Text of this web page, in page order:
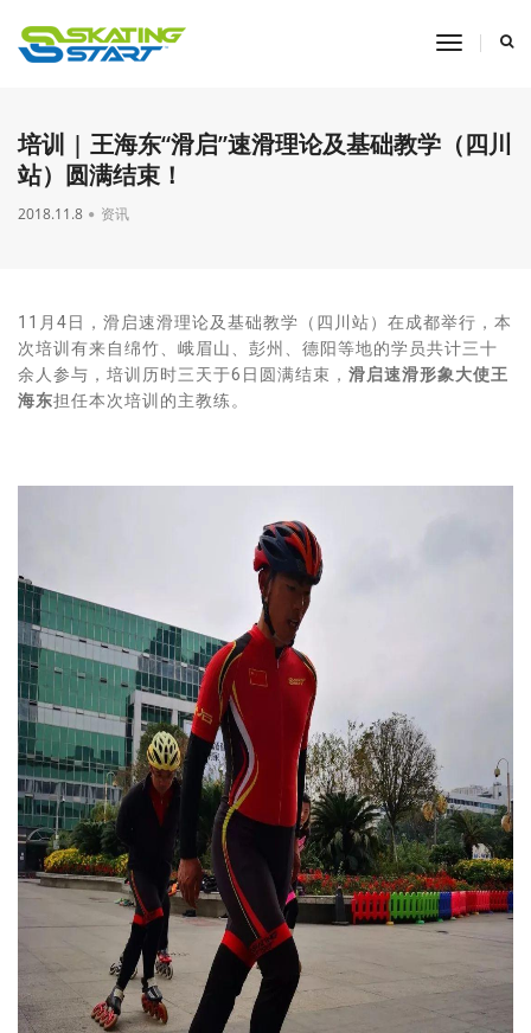
toggle
培训 | 王海东“滑启”速滑理论及基础教学（四川
站）圆满结束！
2018.11.8 资讯
11月4日，滑启速滑理论及基础教学（四川站）在成都举行，本
次培训有来自绵竹、峨眉山、彭州、德阳等地的学员共计三十
余人参与，培训历时三天于6日圆满结束， 滑启速滑形象大使王
海东担任本次培训的主教练。